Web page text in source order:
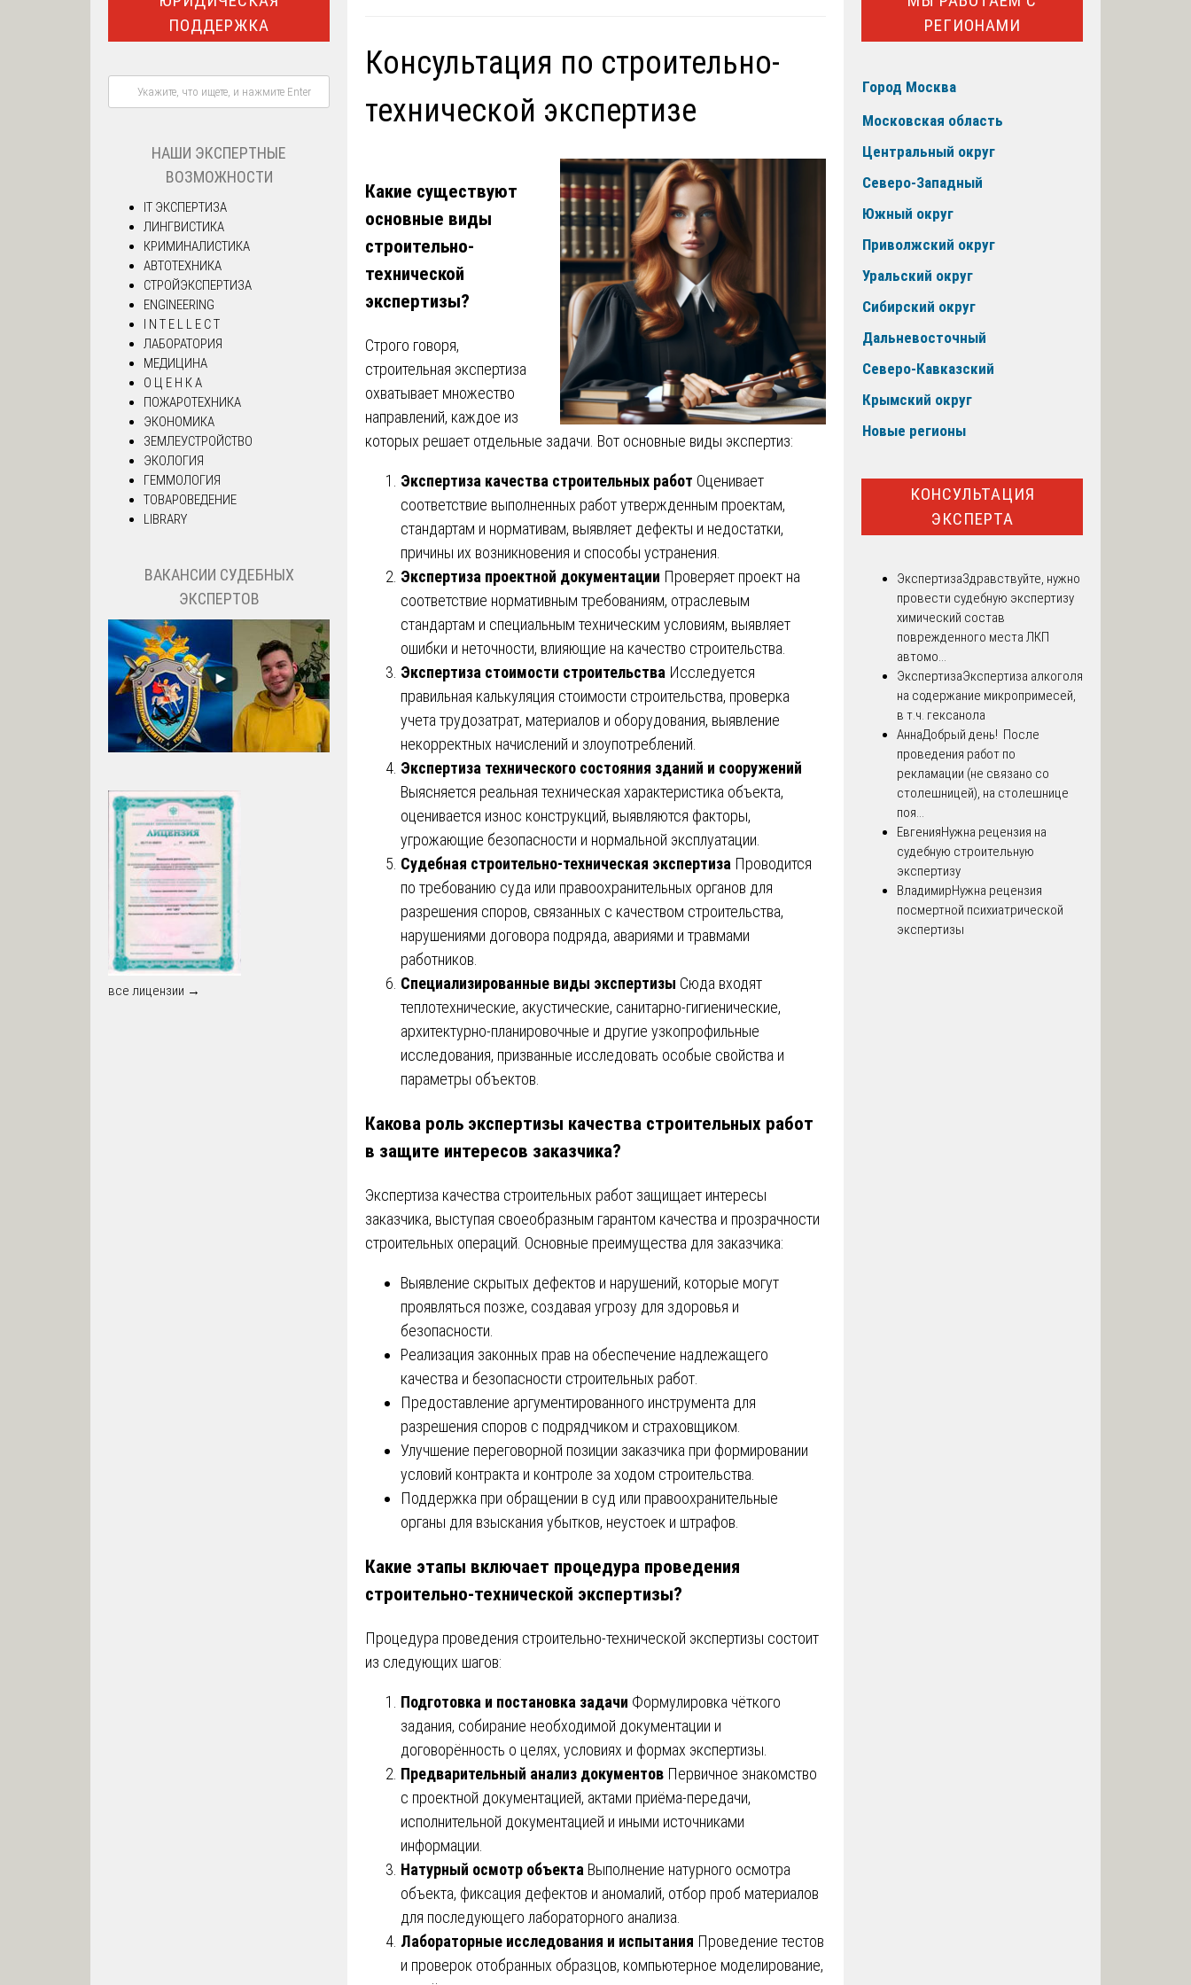
Консультация по строительно-
технической экспертизе
Какие существуют
основные виды
строительно-
технической
экспертизы?
Строго говоря,
строительная экспертиза
охватывает множество
направлений, каждое из
которых решает отдельные задачи. Вот основные виды экспертиз:
Экспертиза качества строительных работ Оценивает
соответствие выполненных работ утвержденным проектам,
стандартам и нормативам, выявляет дефекты и недостатки,
причины их возникновения и способы устранения.
Экспертиза проектной документации Проверяет проект на
соответствие нормативным требованиям, отраслевым
стандартам и специальным техническим условиям, выявляет
ошибки и неточности, влияющие на качество строительства.
Экспертиза стоимости строительства Исследуется
правильная калькуляция стоимости строительства, проверка
учета трудозатрат, материалов и оборудования, выявление
некорректных начислений и злоупотреблений.
Экспертиза технического состояния зданий и сооружений
Выясняется реальная техническая характеристика объекта,
оценивается износ конструкций, выявляются факторы,
угрожающие безопасности и нормальной эксплуатации.
Судебная строительно-техническая экспертиза Проводится
по требованию суда или правоохранительных органов для
разрешения споров, связанных с качеством строительства,
нарушениями договора подряда, авариями и травмами
работников.
Специализированные виды экспертизы Сюда входят
теплотехнические, акустические, санитарно-гигиенические,
архитектурно-планировочные и другие узкопрофильные
исследования, призванные исследовать особые свойства и
параметры объектов.
Какова роль экспертизы качества строительных работ
в защите интересов заказчика?
Экспертиза качества строительных работ защищает интересы
заказчика, выступая своеобразным гарантом качества и прозрачности
строительных операций. Основные преимущества для заказчика:
Выявление скрытых дефектов и нарушений, которые могут
проявляться позже, создавая угрозу для здоровья и
безопасности.
Реализация законных прав на обеспечение надлежащего
качества и безопасности строительных работ.
Предоставление аргументированного инструмента для
разрешения споров с подрядчиком и страховщиком.
Улучшение переговорной позиции заказчика при формировании
условий контракта и контроле за ходом строительства.
Поддержка при обращении в суд или правоохранительные
органы для взыскания убытков, неустоек и штрафов.
Какие этапы включает процедура проведения
строительно-технической экспертизы?
Процедура проведения строительно-технической экспертизы состоит
из следующих шагов:
Подготовка и постановка задачи Формулировка чёткого
задания, собирание необходимой документации и
договорённость о целях, условиях и формах экспертизы.
Предварительный анализ документов Первичное знакомство
с проектной документацией, актами приёма-передачи,
исполнительной документацией и иными источниками
информации.
Натурный осмотр объекта Выполнение натурного осмотра
объекта, фиксация дефектов и аномалий, отбор проб материалов
для последующего лабораторного анализа.
Лабораторные исследования и испытания Проведение тестов
и проверок отобранных образцов, компьютерное моделирование,
ПОДДЕРЖКА
НАШИ ЭКСПЕРТНЫЕ
ВОЗМОЖНОСТИ
IT ЭКСПЕРТИЗА
ЛИНГВИСТИКА
КРИМИНАЛИСТИКА
АВТОТЕХНИКА
СТРОЙЭКСПЕРТИЗА
ENGINEERING
I N T E L L E C T
ЛАБОРАТОРИЯ
МЕДИЦИНА
О Ц Е Н К А
ПОЖАРОТЕХНИКА
ЭКОНОМИКА
ЗЕМЛЕУСТРОЙСТВО
ЭКОЛОГИЯ
ГЕММОЛОГИЯ
ТОВАРОВЕДЕНИЕ
LIBRARY
ВАКАНСИИ СУДЕБНЫХ
ЭКСПЕРТОВ
все лицензии →
РЕГИОНАМИ
Город Москва
Московская область
Центральный округ
Северо-Западный
Южный округ
Приволжский округ
Уральский округ
Сибирский округ
Дальневосточный
Северо-Кавказский
Крымский округ
Новые регионы
КОНСУЛЬТАЦИЯ
ЭКСПЕРТА
ЭкспертизаЗдравствуйте, нужно
провести судебную экспертизу
химический состав
поврежденного места ЛКП
автомо...
ЭкспертизаЭкспертиза алкоголя
на содержание микропримесей,
в т.ч. гексанола
АннаДобрый день! После
проведения работ по
рекламации (не связано со
столешницей), на столешнице
поя...
ЕвгенияНужна рецензия на
судебную строительную
экспертизу
ВладимирНужна рецензия
посмертной психиатрической
экспертизы